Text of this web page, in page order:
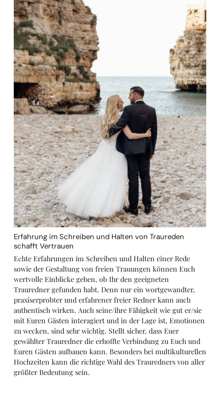
Erfahrung im Schreiben und Halten von Traureden
schafft Vertrauen
Echte Erfahrungen im Schreiben und Halten einer Rede
sowie der Gestaltung von freien Trauungen können Euch
wertvolle Einblicke geben, ob Ihr den geeigneten
Trauredner gefunden habt. Denn nur ein wortgewandter,
praxiserprobter und erfahrener freier Redner kann auch
authentisch wirken. Auch seine/ihre Fähigkeit wie gut er/sie
mit Euren Gästen interagiert und in der Lage ist, Emotionen
zu wecken, sind sehr wichtig. Stellt sicher, dass Euer
gewählter Trauredner die erhoffte Verbindung zu Euch und
Euren Gästen aufbauen kann. Besonders bei multikulturellen
Hochzeiten kann die richtige Wahl des Trauredners von aller
größter Bedeutung sein.